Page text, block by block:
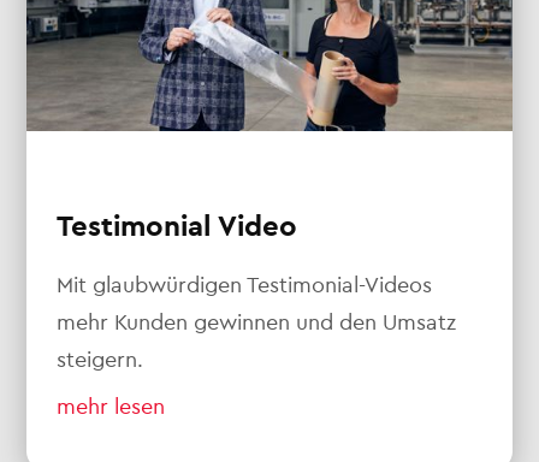
Testimonial Video
Mit glaubwürdigen Testimonial-Videos
mehr Kunden gewinnen und den Umsatz
steigern.
mehr lesen